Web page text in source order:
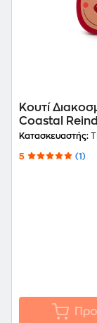
Κουτί
Coastal
Κατασκευαστής:
5 (1)